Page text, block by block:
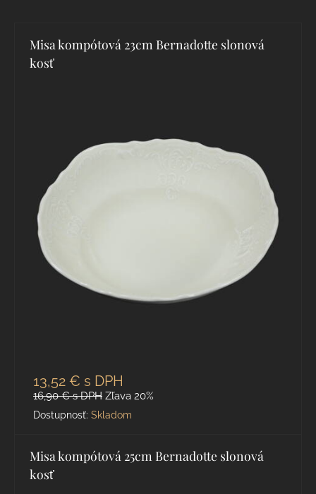
Misa kompótová 23cm Bernadotte slonová
kosť
13,52 € s DPH
16,90 €s DPH Zľava 20%
Dostupnosť: Skladom
Misa kompótová 25cm Bernadotte slonová
kosť